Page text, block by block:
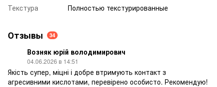
Текстура
Полностью текстурированные
Отзывы 34
Возняк юрій володимирович
04.06.2026 в 14:51
Якість супер, міцні і добре втримують контакт з
агресивними кислотами, перевірено особисто. Рекомендую!